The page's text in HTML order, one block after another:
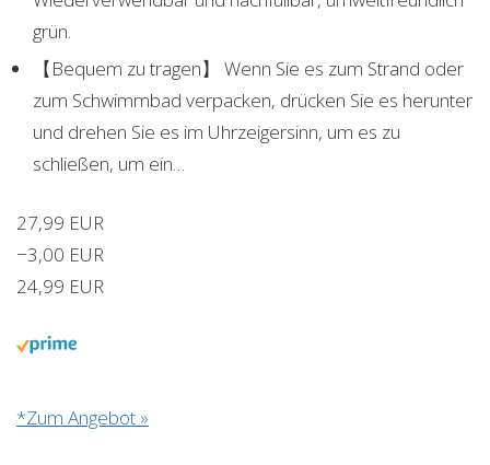
grün.
【Bequem zu tragen】 Wenn Sie es zum Strand oder
zum Schwimmbad verpacken, drücken Sie es herunter
und drehen Sie es im Uhrzeigersinn, um es zu
schließen, um ein…
27,99 EUR
−3,00 EUR
24,99 EUR
*Zum Angebot »